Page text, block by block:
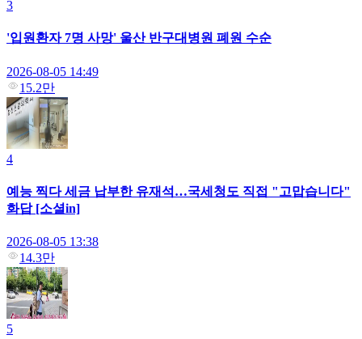
3
'입원환자 7명 사망' 울산 반구대병원 폐원 수순
2026-08-05 14:49
15.2만
4
예능 찍다 세금 납부한 유재석…국세청도 직접 "고맙습니다"
화답 [소셜in]
2026-08-05 13:38
14.3만
5